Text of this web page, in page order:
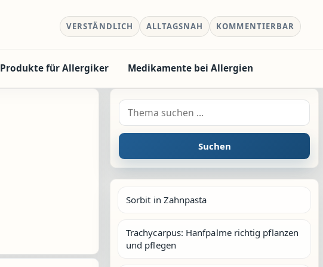
VERSTÄNDLICH ALLTAGSNAH KOMMENTIERBAR
Produkte für Allergiker Medikamente bei Allergien
Suche nach:
Suchen
Sorbit in Zahnpasta
Trachycarpus: Hanfpalme richtig pflanzen
und pflegen